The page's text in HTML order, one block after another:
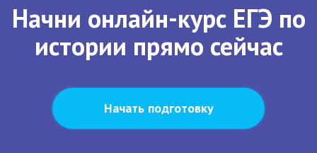
Начни онлайн-курс ЕГЭ по
истории прямо сейчас
Начать подготовку